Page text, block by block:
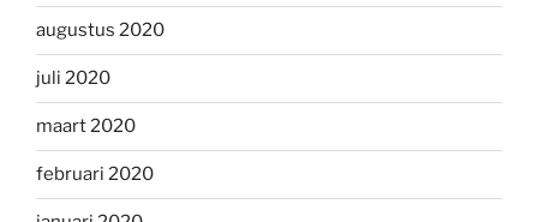
augustus 2020
juli 2020
maart 2020
februari 2020